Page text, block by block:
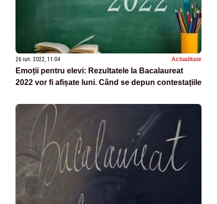
26 iun. 2022, 11:04 Actualitate
Emoții pentru elevi: Rezultatele la Bacalaureat
2022 vor fi afișate luni. Când se depun contestațiile